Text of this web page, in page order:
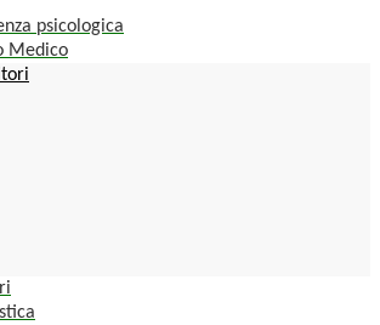
psicologica
Medico